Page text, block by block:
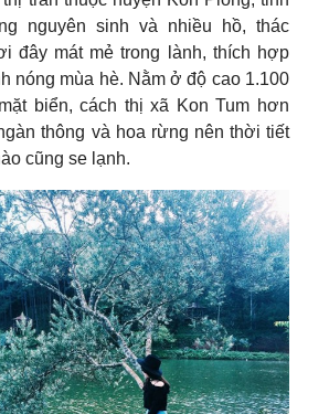
nguyên sinh và nhiều hồ, thác
đây mát mẻ trong lành, thích hợp
nóng mùa hè. Nằm ở độ cao 1.100
biển, cách thị xã Kon Tum hơn
thông và hoa rừng nên thời tiết
cũng se lạnh.